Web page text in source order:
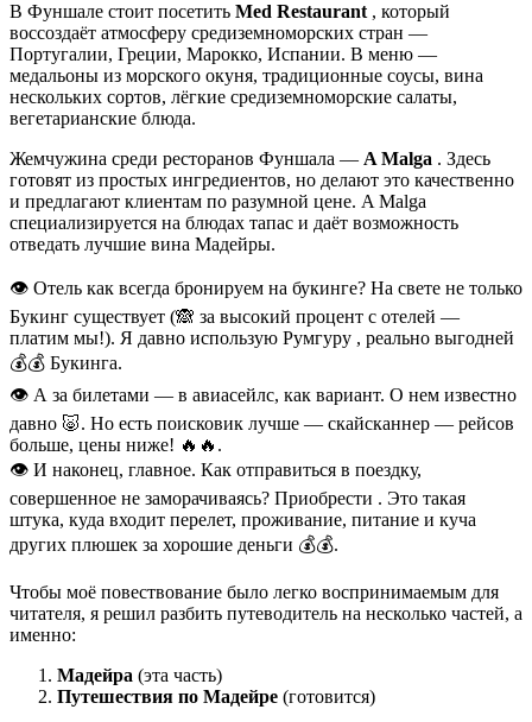
В Фуншале стоит посетить Med Restaurant , который
воссоздаёт атмосферу средиземноморских стран —
Португалии, Греции, Марокко, Испании. В меню —
медальоны из морского окуня, традиционные соусы, вина
нескольких сортов, лёгкие средиземноморские салаты,
вегетарианские блюда.
Жемчужина среди ресторанов Фуншала — A Malga . Здесь
готовят из простых ингредиентов, но делают это качественно
и предлагают клиентам по разумной цене. A Malga
специализируется на блюдах тапас и даёт возможность
отведать лучшие вина Мадейры.
👁 Отель как всегда бронируем на букинге? На свете не только
Букинг существует (🙈 за высокий процент с отелей —
платим мы!). Я давно использую Румгуру , реально выгодней
💰💰 Букинга.
👁 А за билетами — в авиасейлс, как вариант. О нем известно
давно 🐷. Но есть поисковик лучше — скайсканнер — рейсов
больше, цены ниже! 🔥🔥.
👁 И наконец, главное. Как отправиться в поездку,
совершенное не заморачиваясь? Приобрести . Это такая
штука, куда входит перелет, проживание, питание и куча
других плюшек за хорошие деньги 💰💰.
Чтобы моё повествование было легко воспринимаемым для
читателя, я решил разбить путеводитель на несколько частей, а
именно:
Мадейра (эта часть)
Путешествия по Мадейре (готовится)